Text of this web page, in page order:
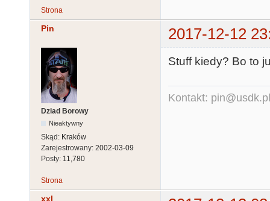
Strona
Pin 2017-12-12
Dziad Borowy
Nieaktywny
Skąd: Kraków
Zarejestrowany: 2002-03-09
Posty: 11,780
Stuff kiedy? Bo to
Kontakt: pin@usdk.pl
Strona
xxl